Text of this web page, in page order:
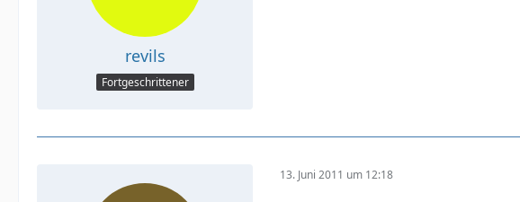
revils
Fortgeschrittener
13. Juni 2011 um 12:18